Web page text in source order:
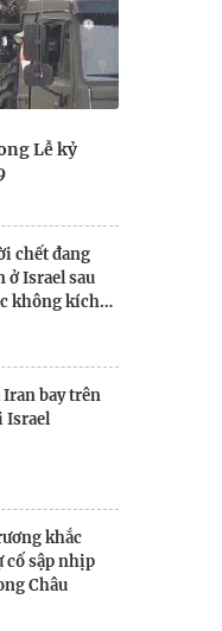
Lễ kỷ
chết đang
ở Israel sau
không kích
Iran bay trên
Israel
khắc
cố sập nhịp
Châu